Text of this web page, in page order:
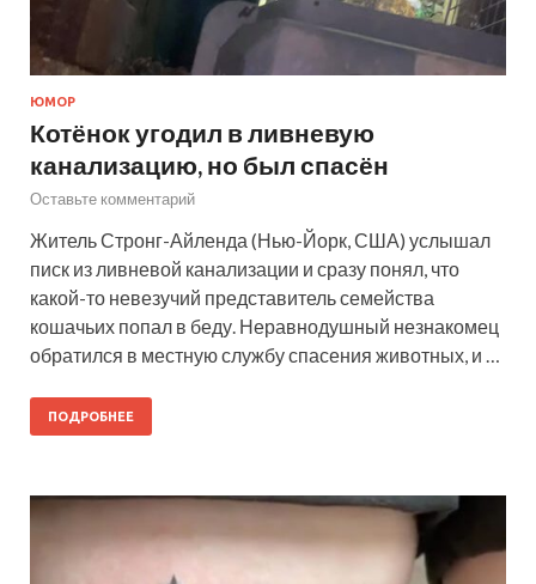
ЮМОР
Котёнок угодил в ливневую
канализацию, но был спасён
Оставьте комментарий
Житель Стронг-Айленда (Нью-Йорк, США) услышал
писк из ливневой канализации и сразу понял, что
какой-то невезучий представитель семейства
кошачьих попал в беду. Неравнодушный незнакомец
обратился в местную службу спасения животных, и …
ПОДРОБНЕЕ